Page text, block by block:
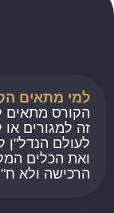
למי מתאים
הקורס מתאים
זה למגורים
לעולם
ואת הכלים
הרכישה ולא